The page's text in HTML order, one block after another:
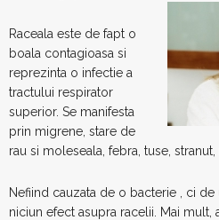
Raceala este de fapt o
boala contagioasa si
reprezinta o infectie a
tractului respirator
superior. Se manifesta
prin migrene, stare de
rau si moleseala, febra, tuse,
Nefiind cauzata de o bacterie , ci
niciun efect asupra racelii. Mai mult,